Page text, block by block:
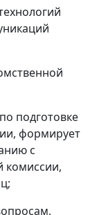
подготовке
формирует
с
комиссии,